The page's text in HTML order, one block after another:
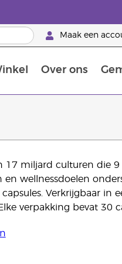
Maak een
Over ons
17 miljard culturen die
wellnessdoelen
Verkrijgbaar in
verpakking bevat 30